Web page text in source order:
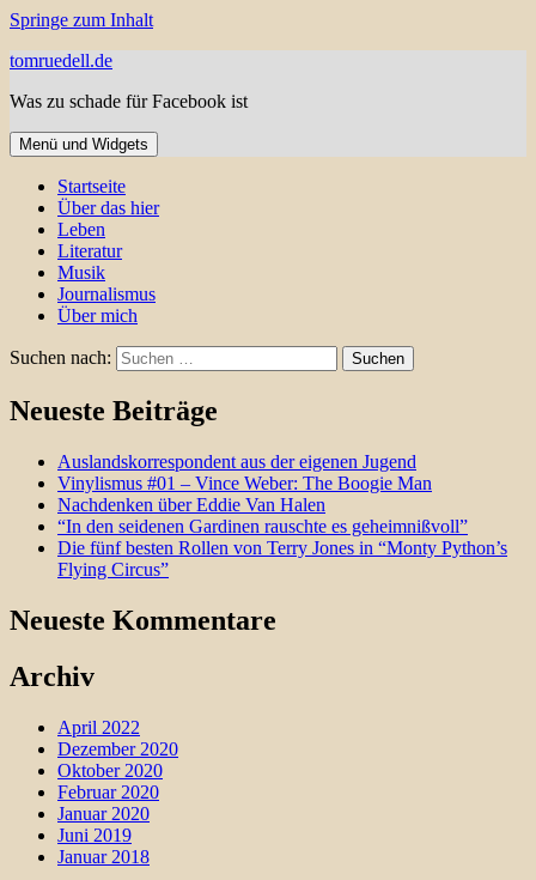
Springe zum Inhalt
tomruedell.de
Was zu schade für Facebook ist
Menü und Widgets
Startseite
Über das hier
Leben
Literatur
Musik
Journalismus
Über mich
Suchen nach:
Neueste Beiträge
Auslandskorrespondent aus der eigenen Jugend
Vinylismus #01 – Vince Weber: The Boogie Man
Nachdenken über Eddie Van Halen
“In den seidenen Gardinen rauschte es geheimnißvoll”
Die fünf besten Rollen von Terry Jones in “Monty Python’s
Flying Circus”
Neueste Kommentare
Archiv
April 2022
Dezember 2020
Oktober 2020
Februar 2020
Januar 2020
Juni 2019
Januar 2018